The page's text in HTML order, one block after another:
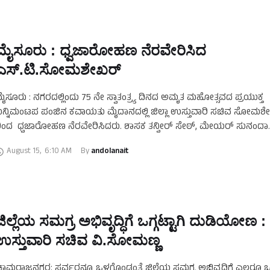
: ಧ್ವಜಾರೋಹಣ ನೆರವೇರಿಸಿದ
: ನಗರದಲ್ಲಿಂದು 75 ನೇ ಸ್ವಾತಂತ್ರ್ಯ ದಿನದ ಅಮೃತ ಮಹೋತ್ಸವದ ಪ್ರಯುಕ್ತ
ಪಂಜಿನ‌ ಕವಾಯತು ಮೈದಾನದಲ್ಲಿ ಜಿಲ್ಲಾ ಉಸ್ತುವಾರಿ ಸಚಿವ
ಧ್ವಜಾರೋಹಣ ನೆರವೇರಿಸಿದರು. ಶಾಸಕ ತನ್ವೀರ್ ಸೇಠ್, ಮೇಯರ್ ಸುನಂದಾ
August 15, 6:10 AM By andolanait
ಸಮಗ್ರ ಅಭಿವೃದ್ಧಿಗೆ ಒಗ್ಗಟ್ಟಾಗಿ ದುಡಿಯೋಣ :
ಸಚಿವ ವಿ‌.ಸೋಮಣ್ಣ